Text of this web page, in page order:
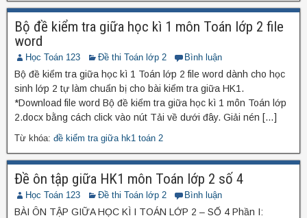
Bộ đề kiểm tra giữa học kì 1 môn Toán lớp 2 file
word
Học Toán 123 Đề thi Toán lớp 2 Bình luận
Bộ đề kiểm tra giữa học kì 1 Toán lớp 2 file word dành cho học
sinh lớp 2 tự làm chuẩn bị cho bài kiểm tra giữa HK1.
*Download file word Bộ đề kiểm tra giữa học kì 1 môn Toán lớp
2.docx bằng cách click vào nút Tải về dưới đây. Giải nén […]
Từ khóa: đề kiểm tra giữa hk1 toán 2
Đề ôn tập giữa HK1 môn Toán lớp 2 số 4
Học Toán 123 Đề thi Toán lớp 2 Bình luận
BÀI ÔN TẬP GIỮA HỌC KÌ I TOÁN LỚP 2 – SỐ 4 Phần I: